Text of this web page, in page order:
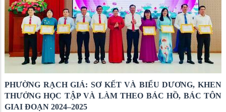
PHƯỜNG RẠCH GIÁ: SƠ KẾT VÀ BIỂU DƯƠNG, KHEN
THƯỞNG HỌC TẬP VÀ LÀM THEO BÁC HỒ, BÁC TÔN
GIAI ĐOẠN 2024–2025